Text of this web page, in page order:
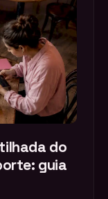
do
guia